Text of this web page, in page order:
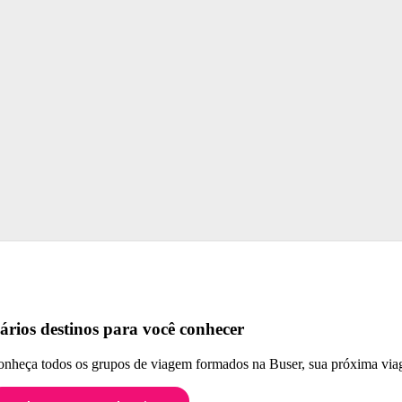
destinos para você conhecer
todos os grupos de viagem formados na Buser, sua próxima